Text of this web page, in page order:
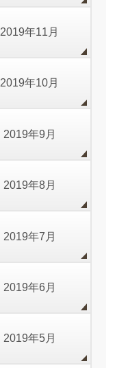
2019年11月
2019年10月
2019年9月
2019年8月
2019年7月
2019年6月
2019年5月